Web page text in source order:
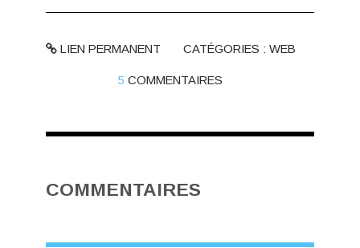
LIEN PERMANENT CATÉGORIES : WEB
5 COMMENTAIRES
COMMENTAIRES